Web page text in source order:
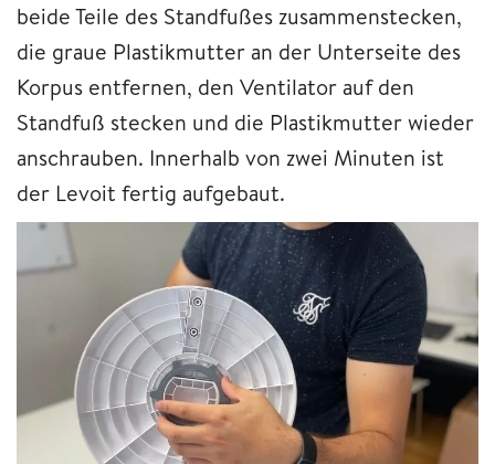
beide Teile des Standfußes zusammenstecken,
die graue Plastikmutter an der Unterseite des
Korpus entfernen, den Ventilator auf den
Standfuß stecken und die Plastikmutter wieder
anschrauben. Innerhalb von zwei Minuten ist
der Levoit fertig aufgebaut.